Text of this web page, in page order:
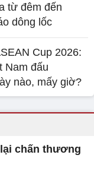
từ đêm đến
dông lốc
Cup 2026:
Nam đấu
nào, mấy giờ?
chấn thương